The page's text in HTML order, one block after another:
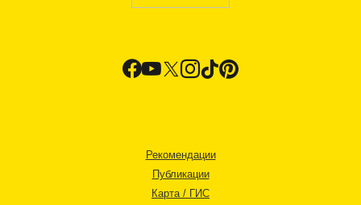
Рекомендации
Публикации
Карта / ГИС